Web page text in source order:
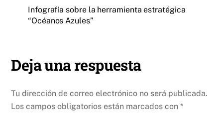
Infografía sobre la herramienta estratégica
“Océanos Azules”
Deja una respuesta
Tu dirección de correo electrónico no será publicada.
Los campos obligatorios están marcados con*